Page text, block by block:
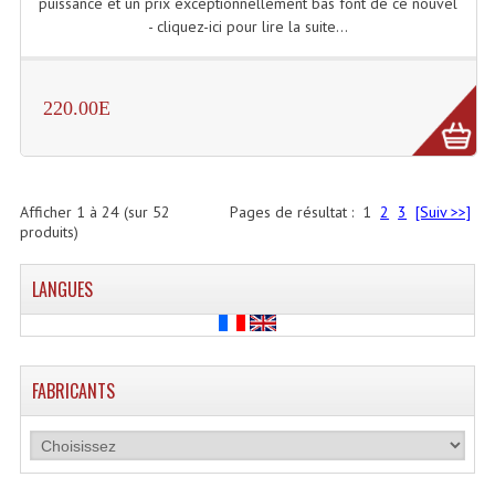
- cliquez-ici pour lire la suite...
220.00E
Pages de résultat : 1 2 3 [Suiv >>]
Afficher 1 à 24(sur 52
produits)
LANGUES
FABRICANTS